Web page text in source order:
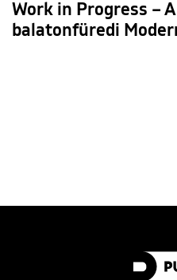
Work in Progress –
balatonfüredi